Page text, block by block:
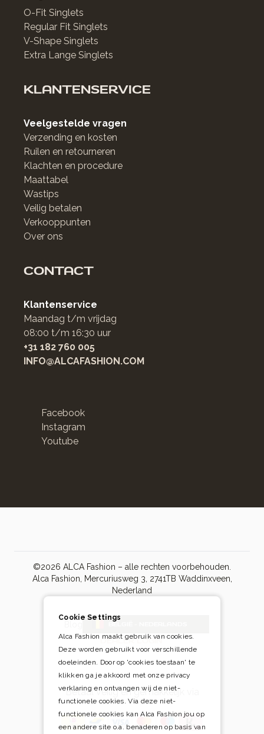
O-Fit Singlets
Regular Fit Singlets
V-Shape Singlets
Extra Lange Singlets
KLANTENSERVICE
Veelgestelde vragen
Verzending en kosten
Ruilen en retourneren
Klachten en procedure
Maattabel
Wastips
Veilig betalen
Verkooppunten
Over ons
CONTACT
Klantenservice
Maandag t/m vrijdag
08:00 t/m 16:30 uur
+31 182 760 005
INFO@ALCAFASHION.COM
Facebook
Instagram
Youtube
©2026 ALCA Fashion – alle rechten voorbehouden.
Alca Fashion, Mercuriusweg 3, 2741TB Waddinxveen,
Nederland
BELGIË - NEDERLANDS
DEALER LOGIN
Betaal veilig én gemakkelijk via
Cookie Settings
Alca Fashion maakt gebruik van cookies.
Deze worden gebruikt voor verschillende
doeleinden. Door op 'cookies toestaan' te
klikken ga je akkoord met onze privacy
verklaring en ontvangen wij de niet-
functionele cookies. Via deze niet-
functionele cookies kan Alca Fashion jou op
een andere site o.a. benaderen op basis van